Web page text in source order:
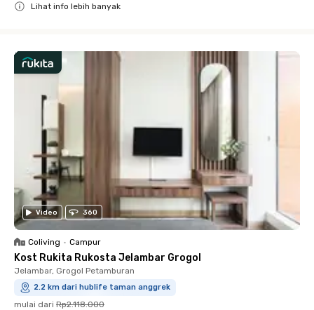
Lihat info lebih banyak
Video 360
Coliving • Campur
Kost Rukita Rukosta Jelambar Grogol
Jelambar, Grogol Petamburan
2.2 km dari hublife taman anggrek
mulai dari Rp2.118.000